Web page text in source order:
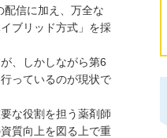
信に加え、万全な
ブリッド方式」を採
、しかしながら第6
っているのが現状で
な役割を担う薬剤師
質向上を図る上で重